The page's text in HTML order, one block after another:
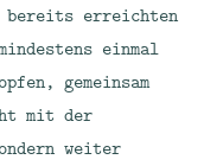
bereits erreichten
einmal
gemeinsam
mit der
weiter